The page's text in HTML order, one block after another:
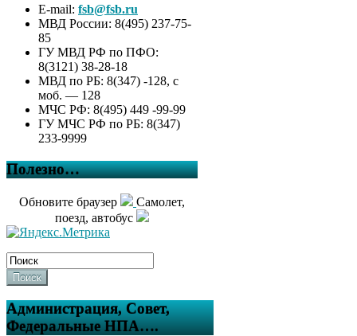
E-mail: fsb@fsb.ru
МВД России: 8(495) 237-75-
85
ГУ МВД РФ по ПФО:
8(3121) 38-28-18
МВД по РБ: 8(347) -128, с
моб. — 128
МЧС РФ: 8(495) 449 -99-99
ГУ МЧС РФ по РБ: 8(347)
233-9999
Полезно…
Обновите браузер
Самолет,
поезд, автобус
Поиск
Администрация, Совет,
Федеральные НПА….